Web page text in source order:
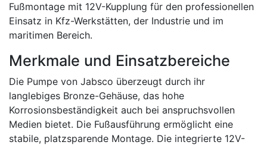
Fußmontage mit 12V-Kupplung für den professionellen
Einsatz in Kfz-Werkstätten, der Industrie und im
maritimen Bereich.
Merkmale und Einsatzbereiche
Die Pumpe von Jabsco überzeugt durch ihr
langlebiges Bronze-Gehäuse, das hohe
Korrosionsbeständigkeit auch bei anspruchsvollen
Medien bietet. Die Fußausführung ermöglicht eine
stabile, platzsparende Montage. Die integrierte 12V-